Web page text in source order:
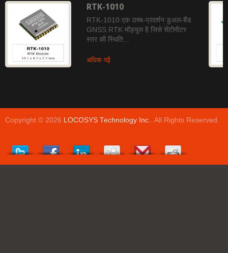
RTK-1010
RTK-1010 एक उच्च-प्रदर्शन डुअल-बैंड
GNSS RTK मॉड्यूल है जिसे सेंटीमीटर
स्तर की स्थिति...
अधिक पढ़ें
Copyright © 2026 LOCOSYS Technology Inc. . All Rights Reserved.